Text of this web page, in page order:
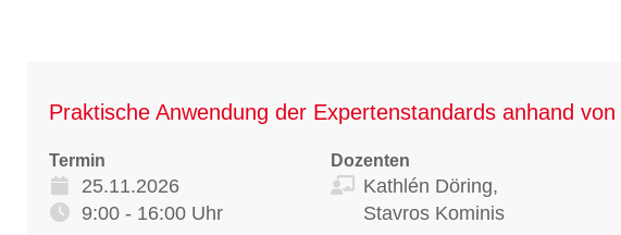
Praktische Anwendung der Expertenstandards anhand
Termin
25.11.2026
9:00 - 16:00 Uhr
Dozenten
Kathlén Döring,
Stavros Kominis